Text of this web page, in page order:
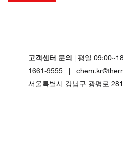
고객센터 문의 | 평일
1661-9555 |
서울특별시 강남구 광평로